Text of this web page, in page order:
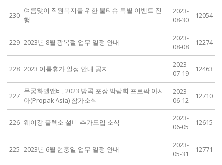
230
여름맞이 직원복지를 위한 물티슈 특별 이벤트 진
행
2023-
08-30
12054
229 2023년 8월 광복절 업무 일정 안내
2023-
08-08
12274
228 2023 여름휴가 일정 안내 공지
2023-
07-19
12463
227
무궁화엘앤비, 2023 방콕 포장 박람회 프로팍 아시
아(Propak Asia) 참가소식
2023-
06-12
12710
226 웨이강 플렉소 설비 추가도입 소식
2023-
06-05
12615
225 2023년 6월 현충일 업무 일정 안내
2023-
05-31
12771